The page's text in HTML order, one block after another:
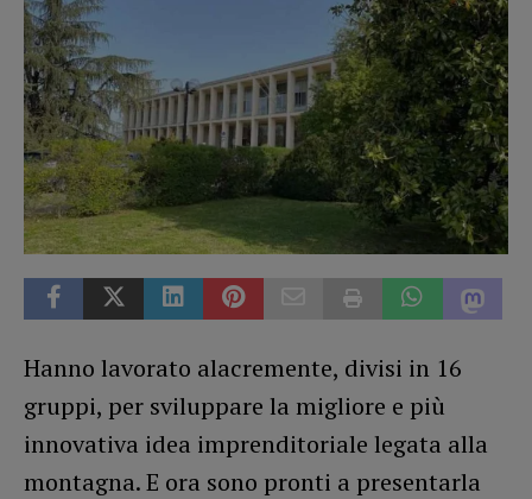
Hanno lavorato alacremente, divisi in 16
gruppi, per sviluppare la migliore e più
innovativa idea imprenditoriale legata alla
montagna. E ora sono pronti a presentarla